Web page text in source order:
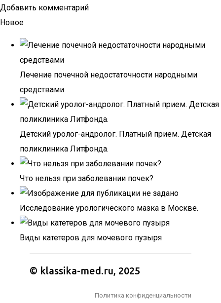
Добавить комментарий
Новое
Лечение почечной недостаточности народными
средствами
Детский уролог-андролог. Платный прием. Детская
поликлиника Литфонда.
Что нельзя при заболевании почек?
Исследование урологического мазка в Москве.
Виды катетеров для мочевого пузыря
© klassika-med.ru, 2025
Политика конфиденциальности